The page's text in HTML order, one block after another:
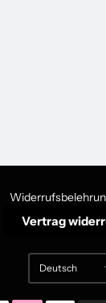
Vertrag
Deutsch